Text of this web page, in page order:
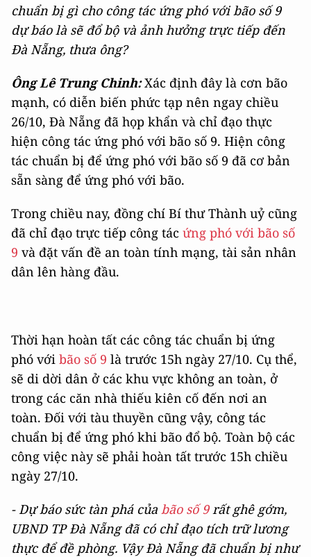
chuẩn bị gì cho công tác ứng phó với bão số 9
dự báo là sẽ đổ bộ và ảnh hưởng trực tiếp đến
Đà Nẵng, thưa ông?
Ông Lê Trung Chinh:Xác định đây là cơn bão
mạnh, có diễn biến phức tạp nên ngay chiều
26/10, Đà Nẵng đã họp khẩn và chỉ đạo thực
hiện công tác ứng phó với bão số 9. Hiện công
tác chuẩn bị để ứng phó với bão số 9 đã cơ bản
sẵn sàng để ứng phó với bão.
Trong chiều nay, đồng chí Bí thư Thành uỷ cũng
đã chỉ đạo trực tiếp công tác ứng phó với bão số
9 và đặt vấn đề an toàn tính mạng, tài sản nhân
dân lên hàng đầu.
Thời hạn hoàn tất các công tác chuẩn bị ứng
phó với bão số 9 là trước 15h ngày 27/10. Cụ thể,
sẽ di dời dân ở các khu vực không an toàn, ở
trong các căn nhà thiếu kiên cố đến nơi an
toàn. Đối với tàu thuyền cũng vậy, công tác
chuẩn bị để ứng phó khi bão đổ bộ. Toàn bộ các
công việc này sẽ phải hoàn tất trước 15h chiều
ngày 27/10.
- Dự báo sức tàn phá của bão số 9 rất ghê gớm,
UBND TP Đà Nẵng đã có chỉ đạo tích trữ lương
thực để đề phòng. Vậy Đà Nẵng đã chuẩn bị như